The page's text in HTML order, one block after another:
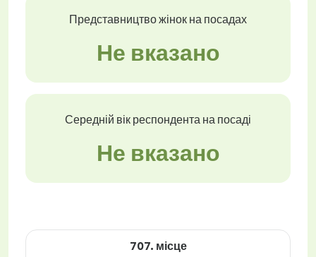
Представництво жінок на посадах
Не вказано
Середній вік респондента на посаді
Не вказано
707. місце